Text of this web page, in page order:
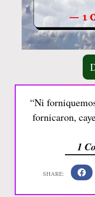
“Ni
fornicaron,
1